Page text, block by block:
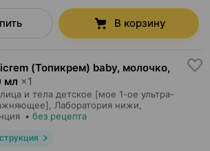
В корзину
(Топикрем) baby, молочко,
мл ×1
и тела детское [мое 1-ое ультра-
Лаборатория нижи
• без рецепта